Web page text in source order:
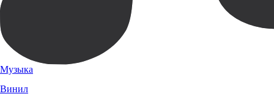
Музыка
Винил